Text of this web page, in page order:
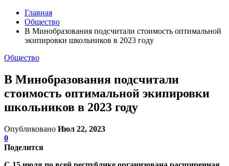
Главная
Общество
В Минобразования подсчитали стоимость оптимальной
экипировки школьников в 2023 году
Общество
В Минобразования подсчитали
стоимость оптимальной экипировки
школьников в 2023 году
Опубликовано Июл 22, 2023
0
Поделится